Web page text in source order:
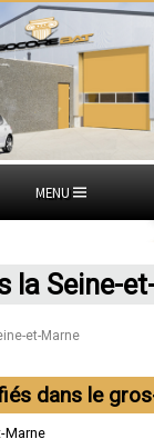
MENU
la Seine-
et-Marne
dans le